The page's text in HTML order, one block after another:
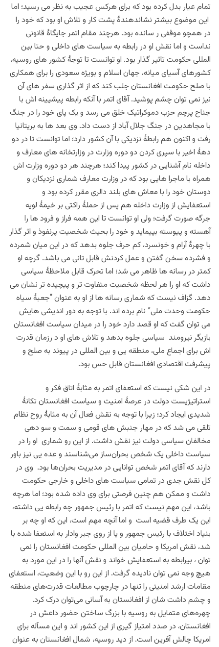
تمام عیار بدل کرده بود که برای هرکس عجیب به نظر می رسید؛ اما
این موضوع بیشتر نشاندهندۀ پشت کار و تلاش او بود که خود را
در همچو موقفی ر سانده بود. هرچند مقام اتمر جایگاۀ قانونی
نداست و اما نقش او در رابطه به سیاست های داخلی و حتا بین
المللی حکومت تاثیر گذار بود. او توانست تا توجۀ کشور های روسیه،
کشورهای آسیای میانه، جهان اسلام و بویژه سعودی را برای همکاری
با صلح حکومت افغانستان جلب کند که از اثر گذاری سفر های آن
نیز نمی توان چشم پوشید. آقای اتمر با آنکه رابطه پیشیینه اش با
جناح پرچم حزب دموکراتیک خلق می رسد و یک پای خود را در جنگ
با مجاهدین در جنگ جلال آباد از دست داد. وی بعد ها به بریتانیا
رفت و اکنون هم رابطۀ نزدیکی با آن کشور دارد؛ اما توانست تا در دو
دهۀ اخیر با سپری کردن دو دوره وزارت در وزارتخانه های معارف و
داخله نام آشنایی در کشور پیدا کند؛ هرچند هر دو دوره وزارت اش
همراه با ماجرا هایی بود که در وزارت معارف شماری نزدیکان و
دوستان خود را با معاش های بلند دالری مقرر کرده بود و
استعفایش از وزارت داخله هم پس از حملۀ راکتی بر خیمۀ لویه
جرگه صورت گرفت؛ ولی او توانست تا این همه فراز و فرود ها را
آهسته و پیوسته بپیماید و خود را بحیث شخصیت پرنفوذ و اثر گذار
با چهرۀ آرام و خونسرد، کم حرف جلوه بدهد که در این میان شمرده
و فشرده سخن گفتن و عمل کردنش قابل تانی می باشد. گرچه او
کمتر در رسانه ها ظاهر می شد؛ اما تحرک قابل ملاحظۀ سیاسی
داشت که او را هر لحظه شخصیت متفاوت تر و پیچیده تر نشان می
دهد. گزاف نیست که شماری رسانه ها از او به عنوان “جعبۀ سیاه
حکومت وحدت ملی” نام برده اند. با توجه به دور اندیشی هایش
می توان گفت که او قصد دارد خود را در میدان سیاست افغانستان
بازیگر نیرومند سیاسی جلوه بدهد و تلاش های او د رزمان قدرت
اش برای اجماع ملی، منطقه یی و بین المللی در پیوند به صلح و
پیشرفت اقتصادی افغانستان قابل حس بود.
در این شکی نیست که استعفای اتمر به مثابۀ اتاق فکر و
استراتیژیست دولت در عرصۀ امنیت و سیاست افغانستان تکانۀ
شدیدی ایجاد کرد؛ زیرا با توجه به نقش فعال آن به مثابۀ روح نظام
تلقی می شد که در مهار جنبش های قومی و سمت و سو دهی
مخالفان سیاسی دولت نیز نقش داشت. از این رو شماری او را در
سیاست داخلی یک شخص بحران‌ساز می‌شناسند و عده‌ یی نیز باور
دارند که آقای اتمر شخص توانایی در مدیریت بحران‌ها بود. وی در
کل نقش جدی در تمامی سیاست های داخلی و خارجی حکومت
داشت و ممکن هم چنین فرصتی برای وی داده شده بود؛ اما هرچه
باشد، این مهم نیست که اتمر با رئیس جمهور چه رابطه یی داشته،
این یک طرف قضیه است و اما آنچه مهم است، این که او چه بر
بنیاد اختلاف با رئیس جمهور و یا از روی جبر وادار به استعفا شده با
شد، نقش امریکا و حامیان بین المللی حکومت افغانستان را نمی
توان ، بیرابطه به استعفایش خواند و نقش آنها را در این مورد به
هیچ وجه نمی توان نادیده گرفت. از این رو با این وضعیت، استعفای
مقامات ارشد امنیتی را تنها در چارچوب مطالعات قدرت‌های منطقه
و چشم ‌داشت شان از افغانستان به آسانی می‌توان درک کرد.
چهره‌های متمایل به روسیه با بزرگ ساختن حضور داعش در
افغانستان، در صدد امتیاز گیری از این کشور اند و این مسآله برای
امریکا چالش آفرین است. از دید روسیه، شمال افغانستان به عنوان